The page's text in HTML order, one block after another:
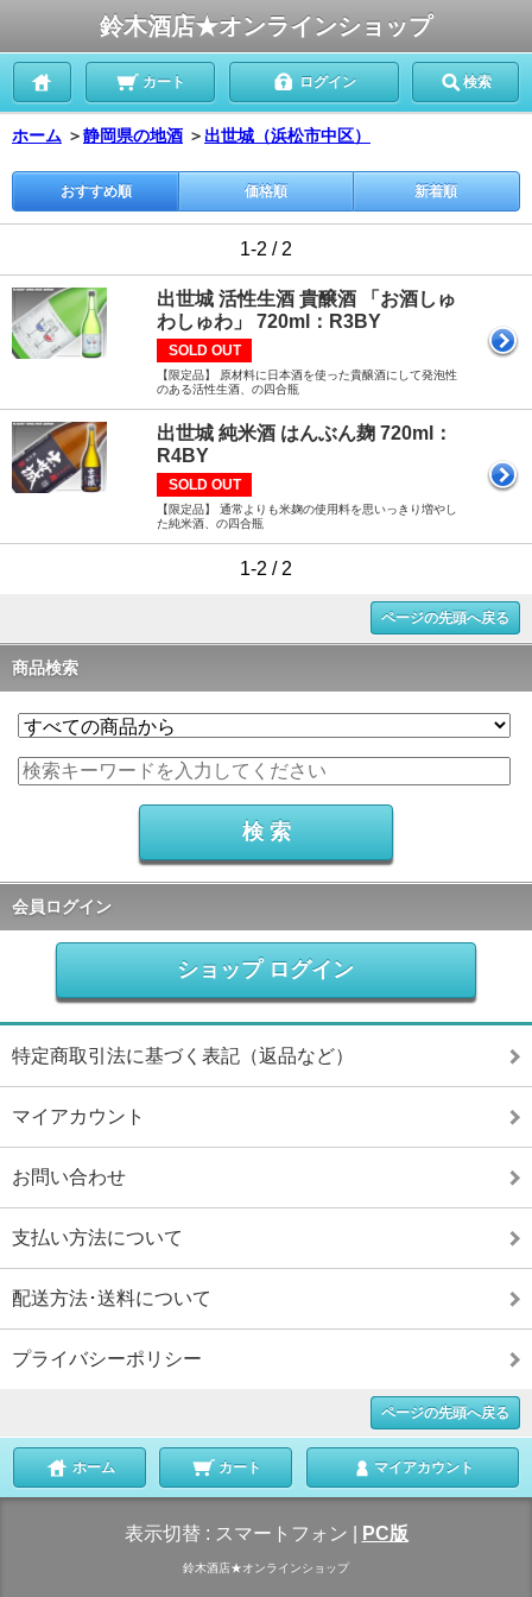
鈴木酒店★オンラインショップ
カート ログイン 検索
ホーム ＞静岡県の地酒 ＞ 出世城（浜松市中区）
おすすめ順 価格順 新着順
1-2 / 2
出世城 活性生酒 貴醸酒 「お酒しゅ
わしゅわ」 720ml：R3BY
SOLD OUT
【限定品】 原材料に日本酒を使った貴醸酒にして発泡性
のある活性生酒、の四合瓶
出世城 純米酒 はんぶん麹 720ml：
R4BY
SOLD OUT
【限定品】 通常よりも米麹の使用料を思いっきり増やし
た純米酒、の四合瓶
1-2 / 2
ページの先頭へ戻る
商品検索
会員ログイン
ショップ ログイン
特定商取引法に基づく表記（返品など）
マイアカウント
お問い合わせ
支払い方法について
配送方法･送料について
プライバシーポリシー
ページの先頭へ戻る
ホーム カート マイアカウント
表示切替 : スマートフォン PC版
鈴木酒店★オンラインショップ